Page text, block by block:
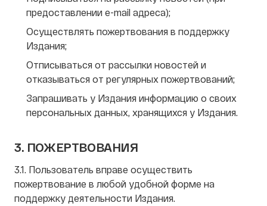
предоставлении e-mail адреса);
Осуществлять пожертвования в поддержку
Издания;
Отписываться от рассылки новостей и
отказываться от регулярных пожертвований;
Запрашивать у Издания информацию о своих
персональных данных, хранящихся у Издания.
3. ПОЖЕРТВОВАНИЯ
3.1. Пользователь вправе осуществить
пожертвование в любой удобной форме на
поддержку деятельности Издания.